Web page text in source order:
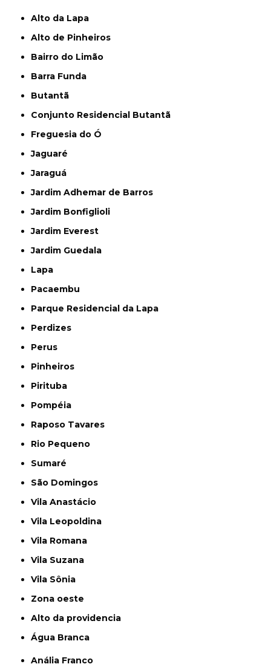
Alto da Lapa
Alto de Pinheiros
Bairro do Limão
Barra Funda
Butantã
Conjunto Residencial Butantã
Freguesia do Ó
Jaguaré
Jaraguá
Jardim Adhemar de Barros
Jardim Bonfiglioli
Jardim Everest
Jardim Guedala
Lapa
Pacaembu
Parque Residencial da Lapa
Perdizes
Perus
Pinheiros
Pirituba
Pompéia
Raposo Tavares
Rio Pequeno
Sumaré
São Domingos
Vila Anastácio
Vila Leopoldina
Vila Romana
Vila Suzana
Vila Sônia
Zona oeste
alto da providencia
Água Branca
Anália Franco